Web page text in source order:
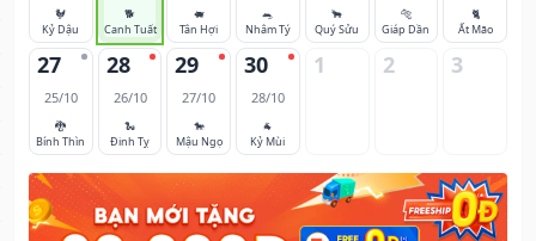
🐓
Kỷ Dậu
🐕
Canh Tuất
🐖
Tân Hợi
🐀
Nhâm Tý
🐂
Quý Sửu
🐅
Giáp Dần
🐈
Ất Mão
27
25/10
🐉
Bính Thìn
28
26/10
🐍
Đinh Tỵ
29
27/10
🐎
Mậu Ngọ
30
28/10
🐐
Kỷ Mùi
1 2 3